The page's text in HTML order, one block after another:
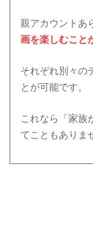
親アカウントあ
画を楽しむこと
それぞれ別々の
とが可能です。
これなら「家族
てこともありま